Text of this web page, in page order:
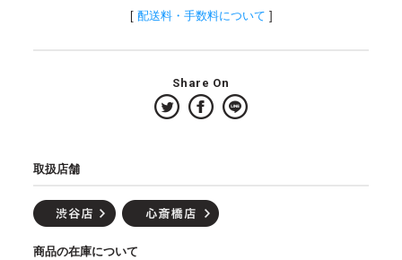
[ 配送料・手数料について ]
Share On
取扱店舗
商品の在庫について